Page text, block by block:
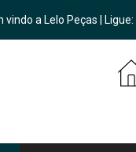
vindo a Lelo Peças | Ligue: